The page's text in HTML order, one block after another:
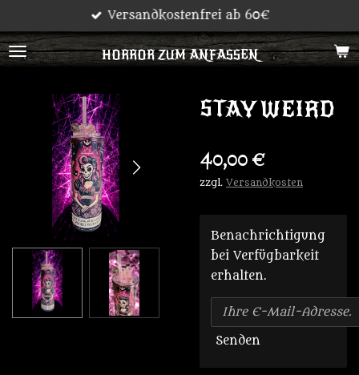
Hauptinhalt
springen
HORROR ZUM ANFASSEN
Versandkostenfrei ab 60€
STAY WEIRD
40,00 €
zzgl. Versandkosten
Benachrichtigung
bei Verfügbarkeit
erhalten.
Senden